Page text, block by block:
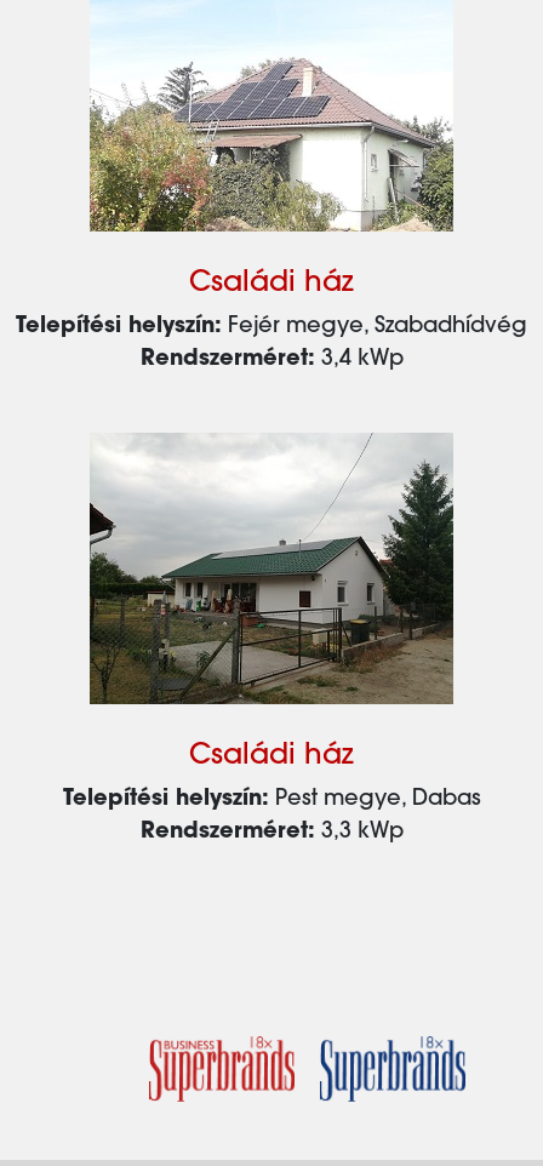
Családi ház
Telepítési helyszín: Fejér megye, Szabadhídvég
Rendszerméret: 3,4 kWp
Családi ház
Telepítési helyszín: Pest megye, Dabas
Rendszerméret: 3,3 kWp